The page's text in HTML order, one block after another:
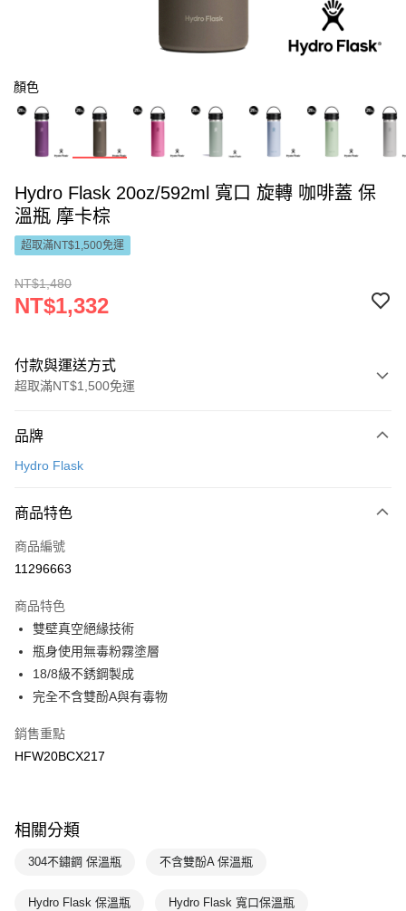
顏色
Hydro Flask 20oz/592ml 寬口 旋轉 咖啡蓋 保
溫瓶 摩卡棕
超取滿NT$1,500免運
NT$1,480
NT$1,332
付款與運送方式
超取滿NT$1,500免運
信用卡一次付款
Apple Pay
悠遊付
7-11取貨(快速到店)
每筆NT$100，滿NT$1,500(含以上)免運費
宅配-本島
每筆NT$100，滿NT$1,500(含以上)免運費
品牌
Hydro Flask
商品特色
商品編號
11296663
商品特色
雙壁真空絕緣技術
瓶身使用無毒粉霧塗層
18/8級不銹鋼製成
完全不含雙酚A與有毒物
銷售重點
HFW20BCX217
相關分類
304不鏽鋼 保溫瓶 不含雙酚A 保溫瓶
Hydro Flask 保溫瓶 Hydro Flask 寬口保溫瓶